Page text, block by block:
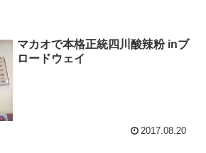
マカオで本格正統四川酸辣粉 inブ
ロードウェイ
2017.08.20